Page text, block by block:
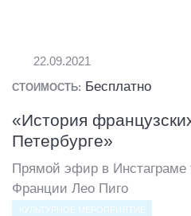
22.09.2021
СТОИМОСТЬ: Бесплатно
«История
Петербурге»
Прямой эфир в Инстаграме
Франции Лео Пиго
КУЛЬТУРНОЕ МЕРОПРИЯТИЕ